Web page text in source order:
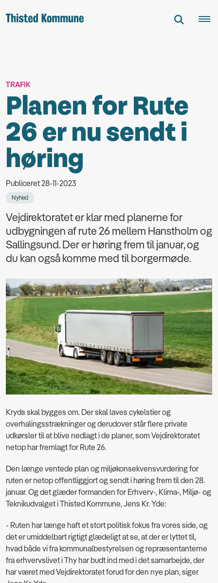
TRAFIK
Planen for Rute
26 er nu sendt i
høring
Publiceret 28-11-2023
Nyhed
Vejdirektoratet er klar med planerne for
udbygningen af rute 26 mellem Hanstholm og
Sallingsund. Der er høring frem til januar, og
du kan også komme med til borgermøde.
Kryds skal bygges om. Der skal laves cykelstier og
overhalingsstrækninger og derudover står flere private
udkørsler til at blive nedlagt i de planer, som Vejdirektoratet
netop har fremlagt for Rute 26.
Den længe ventede plan og miljøkonsekvensvurdering for
ruten er netop offentliggjort og sendt i høring frem til den 28.
januar. Og det glæder formanden for Erhverv-, Klima-, Miljø- og
Teknikudvalget i Thisted Kommune, Jens Kr. Yde:
- Ruten har længe haft et stort politisk fokus fra vores side, og
det er umiddelbart rigtigt glædeligt at se, at der er lyttet til,
hvad både vi fra kommunalbestyrelsen og repræsentanterne
fra erhvervslivet i Thy har budt ind med i det samarbejde, der
har været med Vejdirektoratet forud for den nye plan, siger